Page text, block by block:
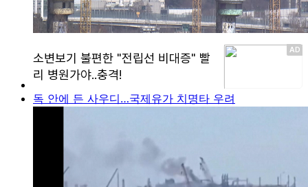
독 안에 든 사우디…국제유가 치명타 우려